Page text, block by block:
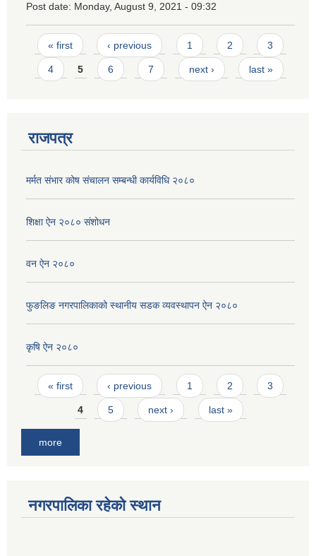
Post date: Monday, August 9, 2021 - 09:32
Pages
« first ‹ previous 1 2 3
4 5 6 7 next › last »
राजपत्र
मर्मत संभार कोष संचालन सम्बन्धी कार्यविधि २०८०
शिक्षा ऐन २०८० संशोधन
वन ऐन २०८०
फुङलिङ नगरपालिकाको स्थानीय सडक व्यवस्थापन ऐन २०८०
कृषि ऐन २०८०
Pages
« first ‹ previous 1 2 3
4 5 next › last »
more
नगरपालिका रहेको स्थान